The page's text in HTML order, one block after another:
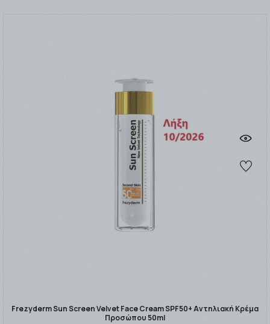
Frezyderm Sun Screen Velvet Face Cream SPF50+ Αντηλιακή Κρέμα
Προσώπου 50ml